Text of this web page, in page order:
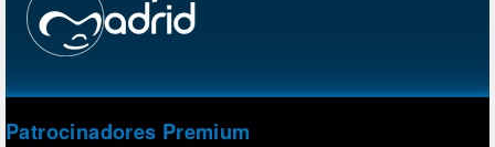
Patrocinadores Premium